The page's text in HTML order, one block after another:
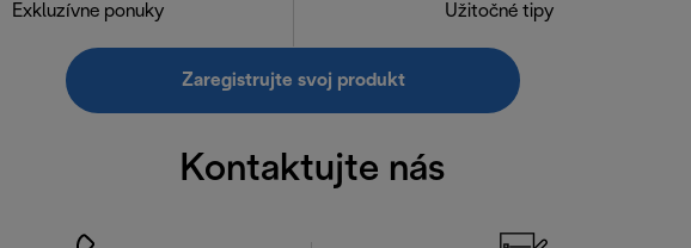
Exkluzívne ponuky Užitočné tipy
Zaregistrujte svoj produkt
Kontaktujte nás